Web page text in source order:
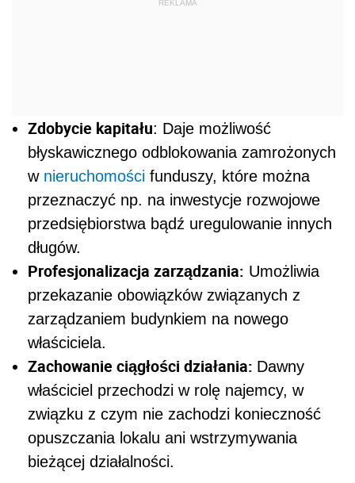
REKLAMA
Zdobycie kapitału: Daje możliwość
błyskawicznego odblokowania zamrożonych
w nieruchomości funduszy, które można
przeznaczyć np. na inwestycje rozwojowe
przedsiębiorstwa bądź uregulowanie innych
długów.
Profesjonalizacja zarządzania: Umożliwia
przekazanie obowiązków związanych z
zarządzaniem budynkiem na nowego
właściciela.
Zachowanie ciągłości działania: Dawny
właściciel przechodzi w rolę najemcy, w
związku z czym nie zachodzi konieczność
opuszczania lokalu ani wstrzymywania
bieżącej działalności.